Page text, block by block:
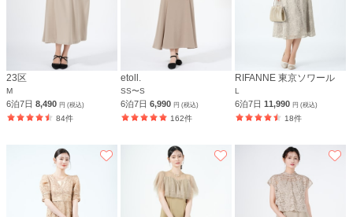
23区
M
6泊7日 8,490 円 (税込)
84件
etoll.
SS〜S
6泊7日6,990円 (税込)
162件
RIFANNE 東京ソワール
L
6泊7日11,990円 (税込)
18件